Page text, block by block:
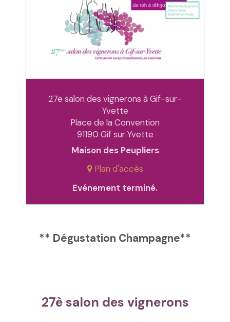
27e salon des vignerons à Gif-sur-
Yvette
Place de la Convention
91190 Gif sur Yvette
Maison des Peupliers
Plan d'accès
Evénement terminé.
** Dégustation Champagne**
27è salon des vignerons